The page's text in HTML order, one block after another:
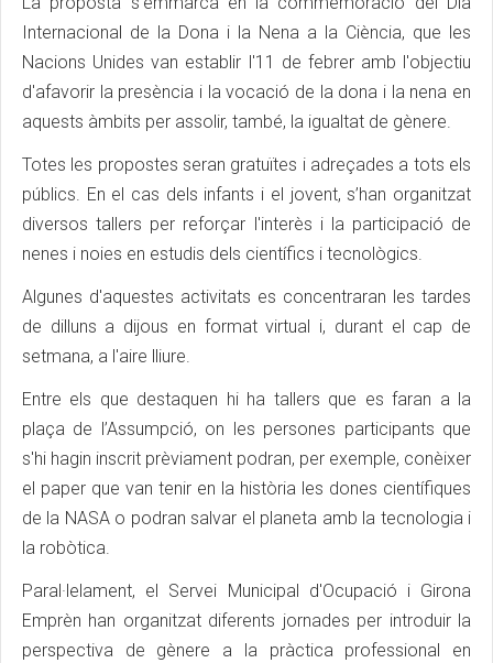
Internacional de la Dona i la Nena a la Ciència, que les
Nacions Unides van establir l'11 de febrer amb l'objectiu
d'afavorir la presència i la vocació de la dona i la nena en
aquests àmbits per assolir, també, la igualtat de gènere.
Totes les propostes seran gratuïtes i adreçades a tots els
públics. En el cas dels infants i el jovent, s’han organitzat
diversos tallers per reforçar l'interès i la participació de
nenes i noies en estudis dels científics i tecnològics.
Algunes d'aquestes activitats es concentraran les tardes
de dilluns a dijous en format virtual i, durant el cap de
setmana, a l'aire lliure.
Entre els que destaquen hi ha tallers que es faran a la
plaça de l’Assumpció, on les persones participants que
s'hi hagin inscrit prèviament podran, per exemple, conèixer
el paper que van tenir en la història les dones científiques
de la NASA o podran salvar el planeta amb la tecnologia i
la robòtica.
Paral·lelament, el Servei Municipal d'Ocupació i Girona
Emprèn han organitzat diferents jornades per introduir la
perspectiva de gènere a la pràctica professional en